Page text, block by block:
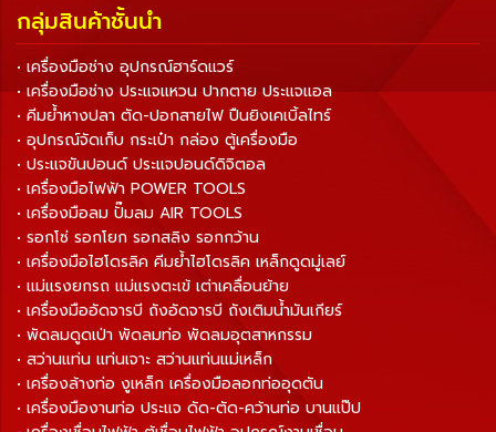
กลุ่มสินค้าชั้นนำ
• เครื่องมือช่าง อุปกรณ์ฮาร์ดแวร์
• เครื่องมือช่าง ประแจแหวน ปากตาย ประแจแอล
• คีมย้ำหางปลา ตัด-ปอกสายไฟ ปืนยิงเคเบิ้ลไทร์
• อุปกรณ์จัดเก็บ กระเป๋า กล่อง ตู้เครื่องมือ
• ประแจขันปอนด์ ประแจปอนด์ดิจิตอล
• เครื่องมือไฟฟ้า POWER TOOLS
• เครื่องมือลม ปั๊มลม AIR TOOLS
• รอกโซ่ รอกโยก รอกสลิง รอกกว้าน
• เครื่องมือไฮโดรลิค คีมย้ำไฮโดรลิค เหล็กดูดมู่เลย์
• แม่แรงยกรถ แม่แรงตะเข้ เต่าเคลื่อนย้าย
• เครื่องมืออัดจารบี ถังอัดจารบี ถังเติมน้ำมันเกียร์
• พัดลมดูดเป่า พัดลมท่อ พัดลมอุตสาหกรรม
• สว่านแท่น แท่นเจาะ สว่านแท่นแม่เหล็ก
• เครื่องล้างท่อ งูเหล็ก เครื่องมือลอกท่ออุดตัน
• เครื่องมืองานท่อ ประแจ ดัด-ตัด-คว้านท่อ บานแป๊ป